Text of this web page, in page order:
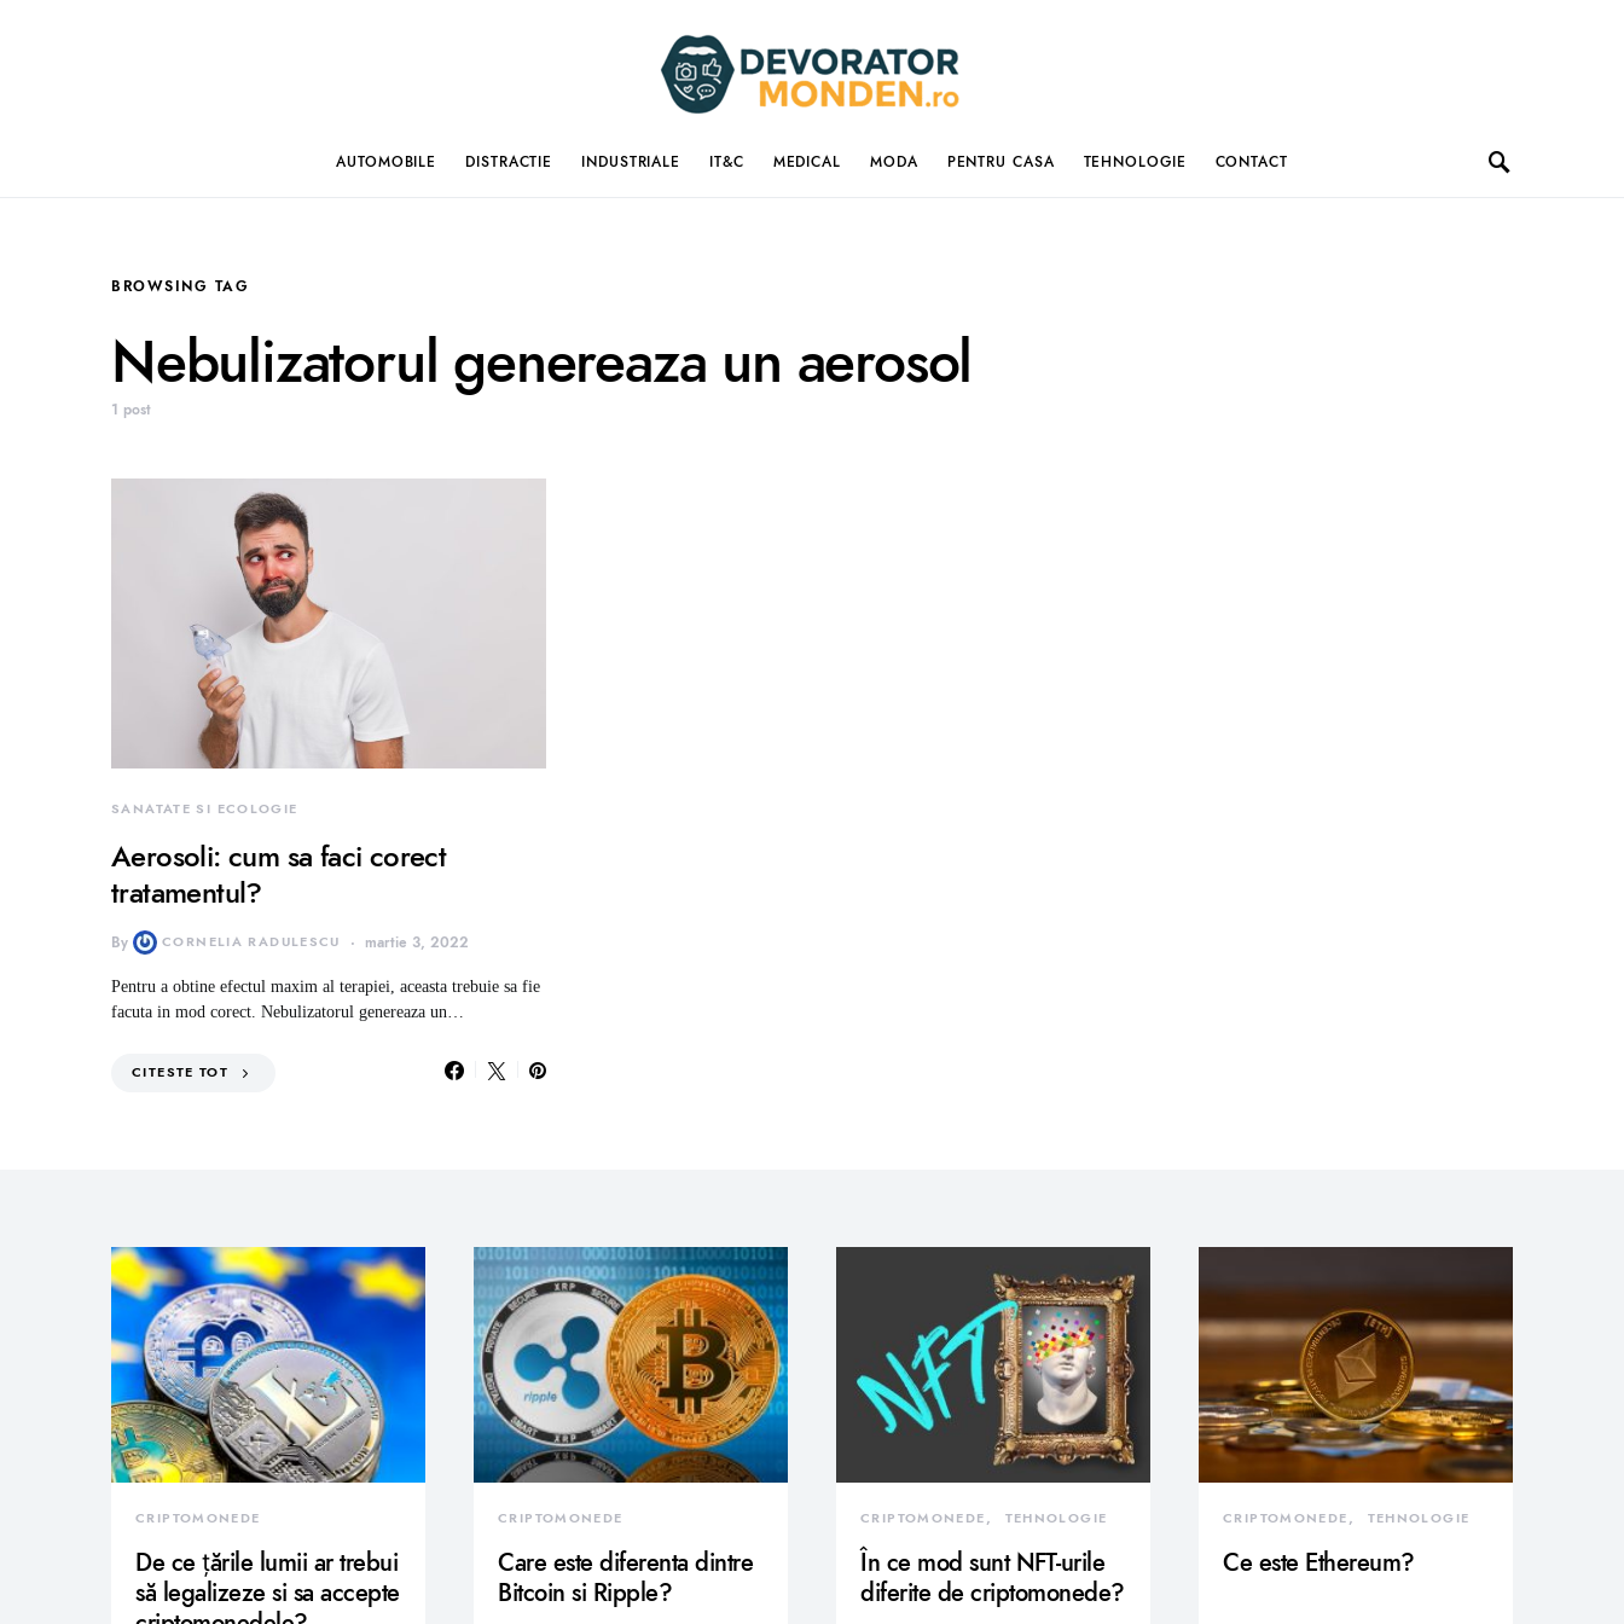
AUTOMOBILE DISTRACTIE INDUSTRIALE IT&C MEDICAL MODA PENTRU CASA TEHNOLOGIE CONTACT
BROWSING TAG
Nebulizatorul genereaza un aerosol
1 post
SANATATE SI ECOLOGIE
Aerosoli: cum sa faci corect
tratamentul?
By CORNELIA RADULESCU martie 3, 2022
Pentru a obtine efectul maxim al terapiei, aceasta trebuie sa fie
facuta in mod corect. Nebulizatorul genereaza un…
CITESTE TOT
CRIPTOMONEDE
De ce țările lumii ar trebui
să legalizeze si sa accepte
CRIPTOMONEDE
Care este diferenta dintre
Bitcoin si Ripple?
CRIPTOMONEDE TEHNOLOGIE
În ce mod sunt NFT-urile
diferite de criptomonede?
CRIPTOMONEDE TEHNOLOGIE
Ce este Ethereum?